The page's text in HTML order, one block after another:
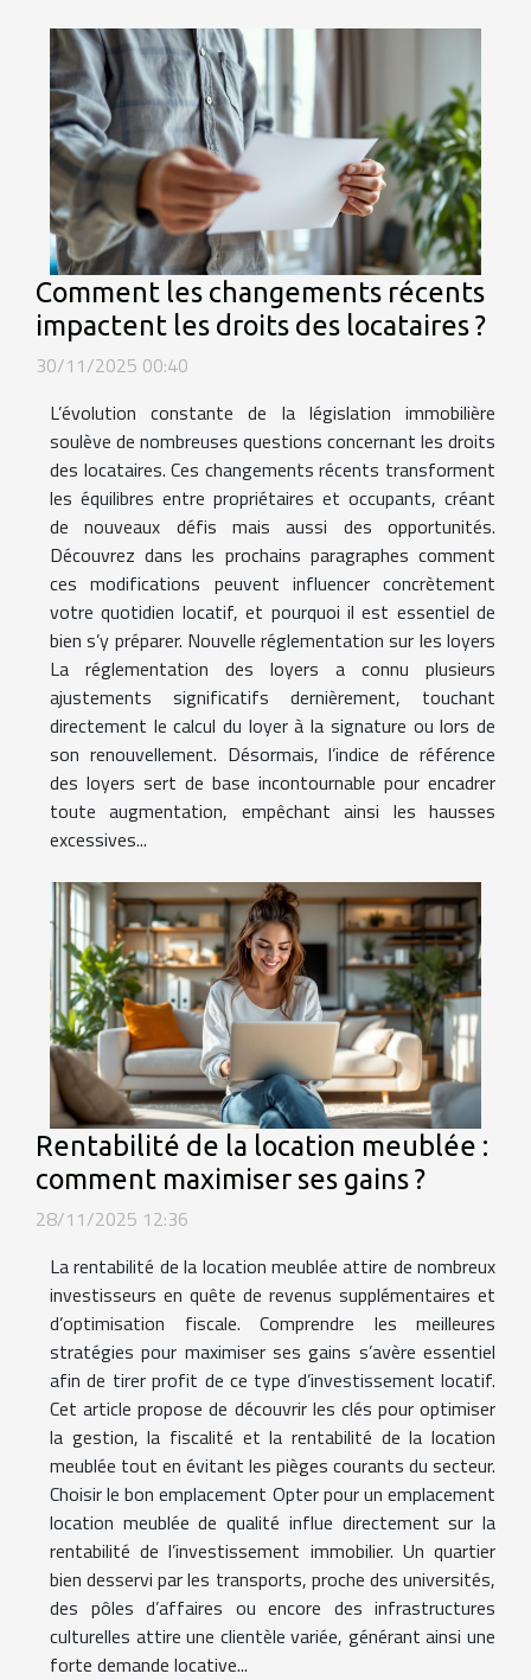
Comment les changements récents
impactent les droits des locataires ?
30/11/2025 00:40
L’évolution constante de la législation immobilière
soulève de nombreuses questions concernant les droits
des locataires. Ces changements récents transforment
les équilibres entre propriétaires et occupants, créant
de nouveaux défis mais aussi des opportunités.
Découvrez dans les prochains paragraphes comment
ces modifications peuvent influencer concrètement
votre quotidien locatif, et pourquoi il est essentiel de
bien s’y préparer. Nouvelle réglementation sur les loyers
La réglementation des loyers a connu plusieurs
ajustements significatifs dernièrement, touchant
directement le calcul du loyer à la signature ou lors de
son renouvellement. Désormais, l’indice de référence
des loyers sert de base incontournable pour encadrer
toute augmentation, empêchant ainsi les hausses
excessives...
Rentabilité de la location meublée :
comment maximiser ses gains ?
28/11/2025 12:36
La rentabilité de la location meublée attire de nombreux
investisseurs en quête de revenus supplémentaires et
d’optimisation fiscale. Comprendre les meilleures
stratégies pour maximiser ses gains s’avère essentiel
afin de tirer profit de ce type d’investissement locatif.
Cet article propose de découvrir les clés pour optimiser
la gestion, la fiscalité et la rentabilité de la location
meublée tout en évitant les pièges courants du secteur.
Choisir le bon emplacement Opter pour un emplacement
location meublée de qualité influe directement sur la
rentabilité de l’investissement immobilier. Un quartier
bien desservi par les transports, proche des universités,
des pôles d’affaires ou encore des infrastructures
culturelles attire une clientèle variée, générant ainsi une
forte demande locative...